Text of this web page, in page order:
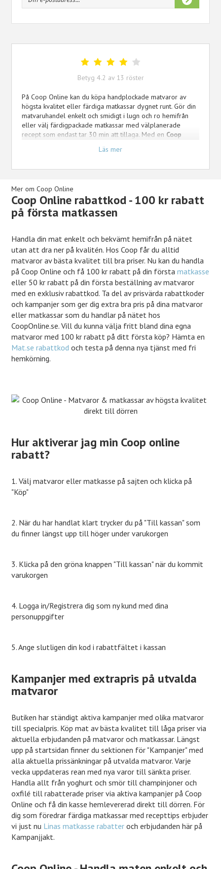
Betyg 4.2 av 13 röster
På Coop Online kan du köpa handplockade matvaror av
högsta kvalitet eller färdiga matkassar dygnet runt. Gör din
matvaruhandel enkelt och smidigt i lugn och ro hemifrån
eller välj färdigpackade matkassar med välplanerade
recept som endast tar 30 min att tillaga. Med en Coop
av matvaror eller 100 kr rabatt på din första matkasse. Gör
över till familjen.
Läs mer
Mer om Coop Online
Coop Online rabattkod - 100 kr rabatt
på första matkassen
Handla din mat enkelt och bekvämt hemifrån på nätet
utan att dra ner på kvalitén. Hos Coop får du alltid
matvaror av bästa kvalitet till bra priser. Nu kan du handla
på Coop Online och få 100 kr rabatt på din förstamatkasse
eller 50 kr rabatt på din första beställning av matvaror
med en exklusiv rabattkod. Ta del av prisvärda rabattkoder
och kampanjer som ger dig extra bra pris på dina matvaror
eller matkassar som du handlar på nätet hos
CoopOnline.se. Vill du kunna välja fritt bland dina egna
matvaror med 100 kr rabatt på ditt första köp? Hämta en
Mat.se rabattkod och testa på denna nya tjänst med fri
hemkörning.
Hur aktiverar jag min Coop online
rabatt?
1. Välj matvaror eller matkasse på sajten och klicka på
"Köp"
2. När du har handlat klart trycker du på "Till kassan" som
du finner längst upp till höger under varukorgen
3. Klicka på den gröna knappen "Till kassan" när du kommit
varukorgen
4. Logga in/Registrera dig som ny kund med dina
personuppgifter
5. Ange slutligen din kod i rabattfältet i kassan
Kampanjer med extrapris på utvalda
matvaror
Butiken har ständigt aktiva kampanjer med olika matvaror
till specialpris. Köp mat av bästa kvalitet till låga priser via
aktuella erbjudanden på matvaror och matkassar. Längst
upp på startsidan finner du sektionen för "Kampanjer" med
alla aktuella prissänkningar på utvalda matvaror. Varje
vecka uppdateras rean med nya varor till sänkta priser.
Handla allt från yoghurt och smör till champinjoner och
oxfilé till rabatterade priser via aktiva kampanjer på Coop
Online och få din kasse hemlevererad direkt till dörren. För
dig som föredrar färdiga matkassar med recepttips erbjuder
vi just nu Linas matkasse rabatter och erbjudanden här på
Kampanjjakt.